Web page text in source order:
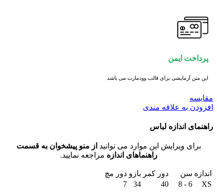
پرداخت ایمن
این متن آزمایشی برای قالب وودمارت می باشد
مقايسه
افزودن به علاقه مندی
راهنمای اندازه لباس
برای ویرایش این موارد می توانید از منو پیشخوان به قسمت
راهنماهای اندازه مراجعه نمایید.
اندازه سن دور کمر بازو دور مچ
XS
6 - 8
40
34
7